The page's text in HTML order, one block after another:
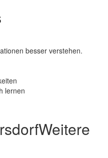
besser verstehen.
lernen
Weitere